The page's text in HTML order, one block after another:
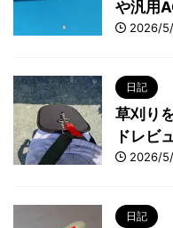
や汎用
2026/
日記
草刈り
ドレビ
2026/
日記